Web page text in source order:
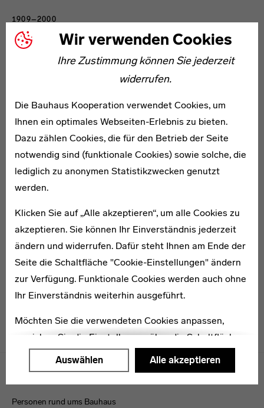
Wir verwenden Cookies
Ihre Zustimmung können Sie jederzeit
widerrufen.
Die Bauhaus Kooperation verwendet Cookies, um
Ihnen ein optimales Webseiten-Erlebnis zu bieten.
Dazu zählen Cookies, die für den Betrieb der Seite
notwendig sind (funktionale Cookies) sowie solche, die
lediglich zu anonymen Statistikzwecken genutzt
werden.
Klicken Sie auf „Alle akzeptieren“, um alle Cookies zu
akzeptieren. Sie können Ihr Einverständnis jederzeit
ändern und widerrufen. Dafür steht Ihnen am Ende der
Seite die Schaltfläche "Cookie-Einstellungen" ändern
zur Verfügung. Funktionale Cookies werden auch ohne
Ihr Einverständnis weiterhin ausgeführt.
Möchten Sie die verwendeten Cookies anpassen,
erreichen Sie die Einstellungen über die Schaltfläche
"Auswählen".
Auswählen Alle akzeptieren
Gerda Bijhouwer-Marx
1909–2000
Hermann Duncker
1874–1960
Walter Fritze
* 1908
Menulinks
Personen rund ums Bauhaus